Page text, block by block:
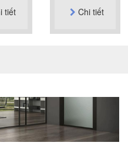
tiết Chi tiết